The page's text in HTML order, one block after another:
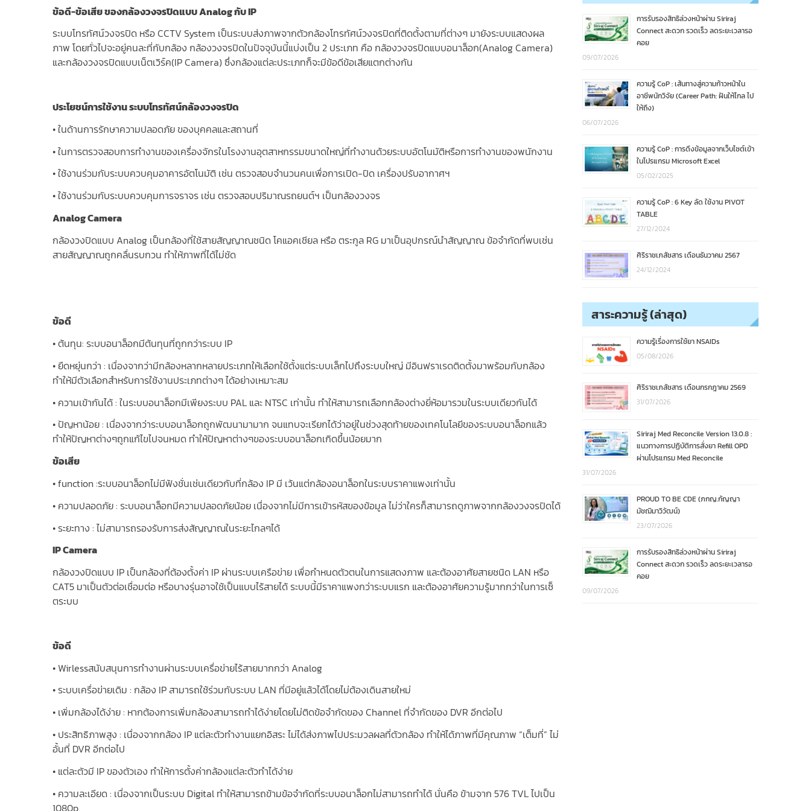
ข้อดี-ข้อเสีย ของกล้องวงจรปิดแบบAnalog กับ IP
ระบบโทรทัศน์วงจรปิด หรือ CCTV System เป็นระบบส่งภาพจากตัวกล้องโทรทัศน์วงจรปิดที่ติดตั้งตามที่ต่างๆ มายังระบบแสดงผล
ภาพ โดยทั่วไปจะอยู่คนละที่กับกล้อง กล้องวงจรปิดในปัจจุบันนี้แบ่งเป็น 2 ประเภท คือ กล้องวงจรปิดแบบอนาล็อก(Analog Camera)
และกล้องวงจรปิดแบบเน็ตเวิร์ค(IP Camera) ซึ่งกล้องแต่ละประเภทก็จะมีข้อดีข้อเสียแตกต่างกัน
ประโยชน์การใช้งาน ระบบโทรทัศน์กล้องวงจรปิด
• ในด้านการรักษาความปลอดภัย ของบุคคลและสถานที่
• ในการตรวจสอบการทํางานของเครื่องจักรในโรงงานอุตสาหกรรมขนาดใหญ่ที่ทํางานด้วยระบบอัตโนมัติหรือการทํางานของพนักงาน
• ใช้งานร่วมกับระบบควบคุมอาคารอัตโนมัติ เช่น ตรวจสอบจํานวนคนเพื่อการเปิด-ปิด เครื่องปรับอากาศฯ
• ใช้งานร่วมกับระบบควบคุมการจราจร เช่น ตรวจสอบปริมาณรถยนต์ฯ เป็นกล้องวงจร
Analog Camera
กล้องวงปิดแบบ Analog เป็นกล้องที่ใช้สายสัญญาณชนิด โคแอคเชียล หรือ ตระกูล RG มาเป็นอุปกรณ์นำสัญญาณ ข้อจำกัดที่พบเช่น
สายสัญญาณถูกคลื่นรบกวน ทำให้ภาพที่ได้ไม่ชัด
ข้อดี
• ต้นทุน: ระบบอนาล็อกมีต้นทุนที่ถูกกว่าระบบ IP
• ยืดหยุ่นกว่า : เนื่องจากว่ามีกล้องหลากหลายประเภทให้เลือกใช้ตั้งแต่ระบบเล็กไปถึงระบบใหญ่ มีอินฟราเรดติดตั้งมาพร้อมกับกล้อง
ทำให้มีตัวเลือกสำหรับการใช้งานประเภทต่างๆ ได้อย่างเหมาะสม
• ความเข้ากันได้ : ในระบบอนาล็อกมีเพียงระบบ PAL และ NTSC เท่านั้น ทำให้สามารถเลือกกล้องต่างยี่ห้อมารวมในระบบเดียวกันได้
• ปัญหาน้อย : เนื่องจากว่าระบบอนาล็อกถูกพัฒนามามาก จนแทบจะเรียกได้ว่าอยู่ในช่วงสุดท้ายของเทคโนโลยีของระบบอนาล็อกแล้ว
ทำให้ปัญหาต่างๆถูกแก้ไขไปจนหมด ทำให้ปัญหาต่างๆของระบบอนาล็อกเกิดขึ้นน้อยมาก
ข้อเสีย
• function :ระบบอนาล็อกไม่มีฟังชั่นเช่นเดียวกับที่กล้อง IP มี เว้นแต่กล้องอนาล็อกในระบบราคาแพงเท่านั้น
• ความปลอดภัย : ระบบอนาล็อกมีความปลอดภัยน้อย เนื่องจากไม่มีการเข้ารหัสของข้อมูล ไม่ว่าใครก็สามารถดูภาพจากกล้องวงจรปิดได้
• ระยะทาง : ไม่สามารถรองรับการส่งสัญญาณในระยะไกลๆได้
IP Camera
กล้องวงปิดแบบ IP เป็นกล้องที่ต้องตั้งค่า IP ผ่านระบบเครือข่าย เพื่อกำหนดตัวตนในการแสดงภาพ และต้องอาศัยสายชนิด LAN หรือ
CAT5 มาเป็นตัวต่อเชื่อมต่อ หรือบางรุ่นอาจใช้เป็นแบบไร้สายได้ ระบบนี้มีราคาแพงกว่าระบบแรก และต้องอาศัยความรู้มากกว่าในการเซ็
ตระบบ
ข้อดี
• Wirlessสนับสนุนการทำงานผ่านระบบเครื่อข่ายไร้สายมากกว่า Analog
• ระบบเครื่อข่ายเดิม : กล้อง IP สามารถใช้ร่วมกับระบบ LAN ที่มีอยู่แล้วได้โดยไม่ต้องเดินสายใหม่
• เพิ่มกล้องได้ง่าย : หากต้องการเพิ่มกล้องสามารถทำได้ง่ายโดยไม่ติดข้อจำกัดของ Channel ที่จำกัดของ DVR อีกต่อไป
• ประสิทธิภาพสูง : เนื่องจากกล้อง IP แต่ละตัวทำงานแยกอิสระ ไม่ได้ส่งภาพไปประมวลผลที่ตัวกล้อง ทำให้ได้ภาพที่มีคุณภาพ “เต็มที่” ไม่
อั้นที่ DVR อีกต่อไป
• แต่ละตัวมี IP ของตัวเอง ทำให้การตั้งค่ากล้องแต่ละตัวทำได้ง่าย
• ความละเอียด : เนื่องจากเป็นระบบ Digital ทำให้สามารถข้ามข้อจำกัดที่ระบบอนาล็อกไม่สามารถทำได้ นั่นคือ ข้ามจาก 576 TVL ไปเป็น
1080p
การรับรองสิทธิล่วงหน้าผ่าน Siriraj
Connect สะดวก รวดเร็ว ลดระยะเวลารอ
คอย
09/07/2026
ความรู้ CoP : เส้นทางสู่ความก้าวหน้าใน
อาชีพนักวิจัย (Career Path: ฝันให้ไกล ไป
ให้ถึง)
06/07/2026
ความรู้ CoP : การดึงข้อมูลจากเว็บไซต์เข้า
ในโปรแกรม Microsoft Excel
05/02/2025
ความรู้ CoP : 6 Key ลัด ใช้งาน PIVOT
TABLE
27/12/2024
ศิริราชเภสัชสาร เดือนธันวาคม 2567
24/12/2024
สาระความรู้ (ล่าสุด)
ความรู้เรื่องการใช้ยา NSAIDs
05/08/2026
ศิริราชเภสัชสาร เดือนกรกฎาคม 2569
31/07/2026
Siriraj Med Reconcile Version 13.0.8 :
แนวทางการปฏิบัติการสั่งยา Refill OPD
ผ่านโปรแกรม Med Reconcile
31/07/2026
PROUD TO BE CDE (ภกญ.กัญญา
มัชฌิมาวิวัฒน์)
23/07/2026
การรับรองสิทธิล่วงหน้าผ่าน Siriraj
Connect สะดวก รวดเร็ว ลดระยะเวลารอ
คอย
09/07/2026